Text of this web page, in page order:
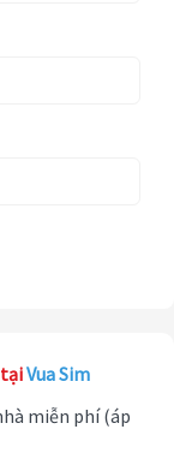
Vua Sim
miễn phí (áp